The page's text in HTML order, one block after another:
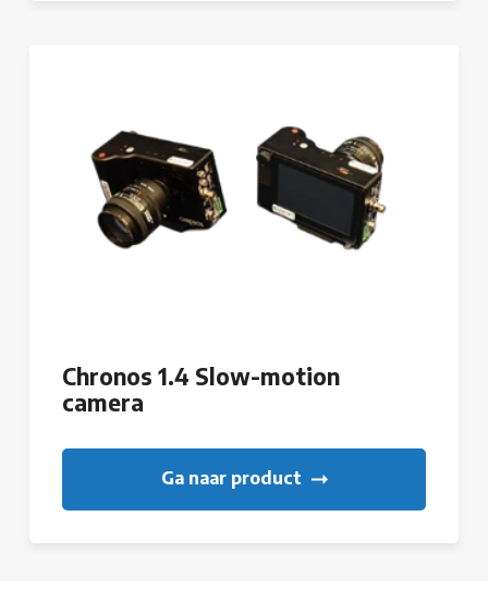
Chronos 1.4 Slow-motion
camera
Ga naar product